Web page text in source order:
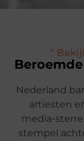
"
Nederland
artiesten
media-
stempel